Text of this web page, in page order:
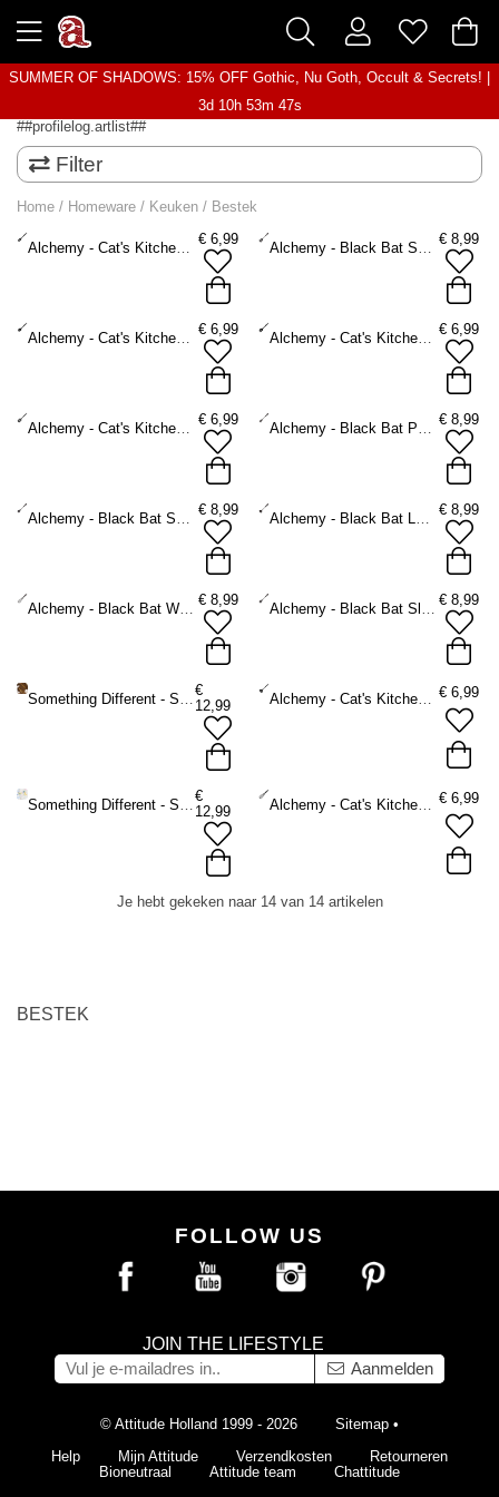
SUMMER OF SHADOWS: 15% OFF Gothic, Nu Goth, Occult & Secrets! |
3d 10h 53m 47s
##profilelog.artlist##
Filter
Home / Homeware / Keuken / Bestek
Alchemy - Cat's Kitchen Bestekset - Zwart/Wit
€ 6,99
Alchemy - Black Bat Spatula Spatel - Zwart
€ 8,99
Alchemy - Cat's Kitchen Lepel - Zwart/Wit
€ 6,99
Alchemy - Cat's Kitchen Slotted Lepel - Zwart/Wit
€ 6,99
Alchemy - Cat's Kitchen Spatel - Zwart/Wit
€ 6,99
Alchemy - Black Bat Pasta Spoon Lepel - Zwart
€ 8,99
Alchemy - Black Bat Spoon Lepel - Zwart
€ 8,99
Alchemy - Black Bat Ladle Lepel - Zwart
€ 8,99
Alchemy - Black Bat Whisk Keuken garde - Zwart
€ 8,99
Alchemy - Black Bat Slotted Spoon Lepel - Zwart
€ 8,99
Something Different - Set of 4 Star and Moon Teaspoons Bestekset - Goudkleurig
€
12,99
Alchemy - Cat's Kitchen Ladle Lepel - Zwart/Wit € 6,99
Something Different - Set of 4 Pastel Glass Dessert Spoons Bestekset - Multicolours
€
12,99
Alchemy - Cat's Kitchen Keuken garde - Zwart/Wit € 6,99
Je hebt gekeken naar 14 van 14 artikelen
BESTEK
FOLLOW US
JOIN THE LIFESTYLE
Aanmelden
© Attitude Holland 1999 - 2026 Sitemap •
Help
Mijn Attitude Verzendkosten
Retourneren
Bioneutraal
Attitude team
Chattitude